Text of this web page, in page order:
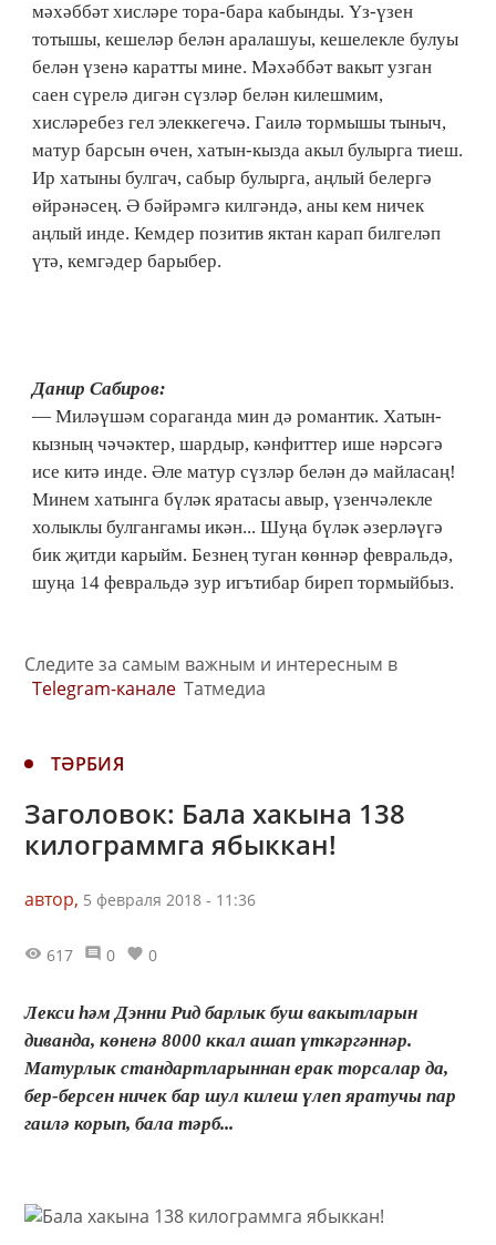
мәхәббәт хисләре тора-бара кабынды. Үз-үзен
тотышы, кешеләр белән аралашуы, кешелекле булуы
белән үзенә каратты мине. Мәхәббәт вакыт узган
саен сүрелә дигән сүзләр белән килешмим,
хисләребез гел элеккегечә. Гаилә тормышы тыныч,
матур барсын өчен, хатын-кызда акыл булырга тиеш.
Ир хатыны булгач, сабыр булырга, аңлый белергә
өйрәнәсең. Ә бәйрәмгә килгәндә, аны кем ничек
аңлый инде. Кемдер позитив яктан карап билгеләп
үтә, кемгәдер барыбер.
Данир Сабиров:
— Миләүшәм сораганда мин дә романтик. Хатын-
кызның чәчәктер, шардыр, кәнфиттер ише нәрсәгә
исе китә инде. Әле матур сүзләр белән дә майласаң!
Минем хатынга бүләк яратасы авыр, үзенчәлекле
холыклы булгангамы икән... Шуңа бүләк әзерләүгә
бик җитди карыйм. Безнең туган көннәр февральдә,
шуңа 14 февральдә зур игътибар биреп тормыйбыз.
Следите за самым важным и интересным в
Telegram-канале Татмедиа
ТӘРБИЯ
Заголовок: Бала хакына 138
килограммга ябыккан!
автор, 5 февраля 2018 - 11:36
617 0 0
Лекси һәм Дэнни Рид барлык буш вакытларын
диванда, көненә 8000 ккал ашап үткәргәннәр.
Матурлык стандартларыннан ерак торсалар да,
бер-берсен ничек бар шул килеш үлеп яратучы пар
гаилә корып, бала тәрб...